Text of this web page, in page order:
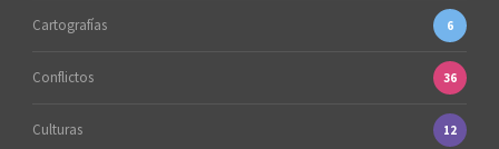
Cartografías 6
Conflictos 36
Culturas 12